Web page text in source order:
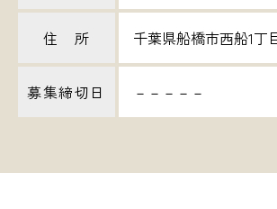
住 所 千葉県船橋市西船1丁
募集締切日 －－－－－